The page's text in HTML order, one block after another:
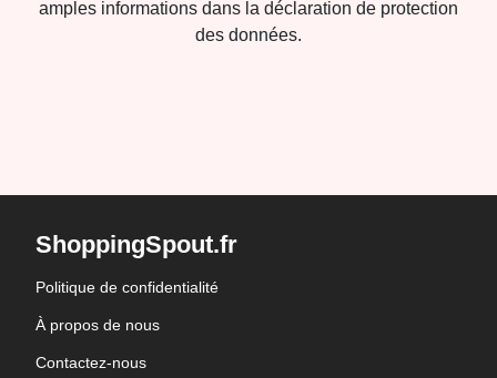
amples informations dans la déclaration de protection
des données.
ShoppingSpout.fr
Politique de confidentialité
À propos de nous
Contactez-nous